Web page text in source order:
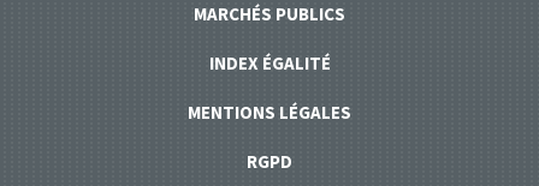
MARCHÉS PUBLICS
INDEX ÉGALITÉ
MENTIONS LÉGALES
RGPD